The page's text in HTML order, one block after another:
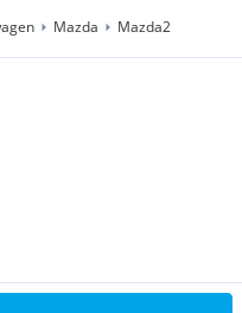
Mazda Mazda2